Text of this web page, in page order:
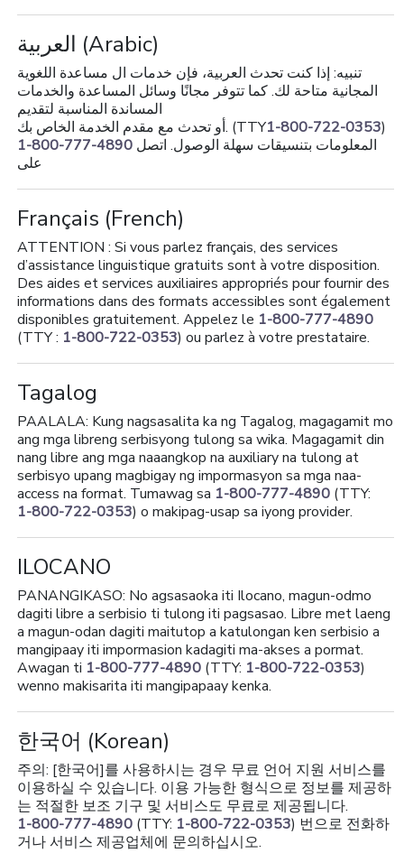
(Arabic)
تنبيه: إذا كنت تحدث العربية، فإن خدمات ال مساعدة اللغوية
المجانية متاحة لك. كما تتوفر مجانًا وسائل المساعدة والخدمات
المساندة المناسبة لتقديم
أو تحدث مع مقدم الخدمة الخاص بك. (TTY1-800-722-0353)
1-800-777-4890
على
Français (French)
ATTENTION : Si vous parlez français, des services
d’assistance linguistique gratuits sont à votre disposition.
Des aides et services auxiliaires appropriés pour fournir des
informations dans des formats accessibles sont également
disponibles gratuitement. Appelez le 1-800-777-4890
(TTY : 1-800-722-0353) ou parlez à votre prestataire.
Tagalog
PAALALA: Kung nagsasalita ka ng Tagalog, magagamit mo
ang mga libreng serbisyong tulong sa wika. Magagamit din
nang libre ang mga naaangkop na auxiliary na tulong at
serbisyo upang magbigay ng impormasyon sa mga naa-
access na format. Tumawag sa 1-800-777-4890 (TTY:
1-800-722-0353) o makipag-usap sa iyong provider.
ILOCANO
PANANGIKASO: No agsasaoka iti Ilocano, magun-odmo
dagiti libre a serbisio ti tulong iti pagsasao. Libre met laeng
a magun-odan dagiti maitutop a katulongan ken serbisio a
mangipaay iti impormasion kadagiti ma-akses a pormat.
Awagan ti 1-800-777-4890 (TTY: 1-800-722-0353)
wenno makisarita iti mangipapaay kenka.
한국어 (Korean)
주의: [한국어]를 사용하시는 경우 무료 언어 지원 서비스를
이용하실 수 있습니다. 이용 가능한 형식으로 정보를 제공하
는 적절한 보조 기구 및 서비스도 무료로 제공됩니다.
1-800-777-4890 (TTY: 1-800-722-0353) 번으로 전화하
거나 서비스 제공업체에 문의하십시오.